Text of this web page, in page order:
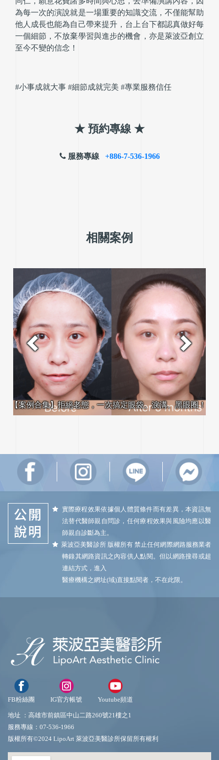
為每一次的演說就是一場重要的知識交流，不僅能幫助
他人成長也能為自己帶來提升，台上台下都認真做好每
一個細節，不放棄學習與進步的機會，亦是萊波亞創立
至今不變的信念！
#小事成就大事 #細節成就完美 #專業服務信任
★ 預約專線 ★
服務專線 +886-7-536-1966
相關案例
案例合集】拒絕老態，一次搞定眼袋、淚溝、黑眼圈！
實際療程效果依據個人體質條件而有差異，本資訊無
法替代醫師親自問診，任何療程效果與風險均應以醫
師親自診斷為主。
萊波亞美醫診所 版權所有 禁止任何網際網路服務業者
轉錄其網路資訊之內容供人點閱。但以網路搜尋或超
連結方式，進入
醫療機構之網址(域)直接點閱者，不在此限。
FB粉絲團 IG官方帳號 Youtube頻道
地址 ： 高雄市前鎮區中山二路260號21樓之1
服務專線： 07-536-1966
版權所有©2024 LipoArt 萊波亞美醫診所保留所有權利